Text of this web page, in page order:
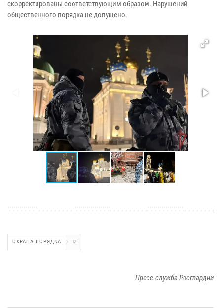
скорректированы соответствующим образом. Нарушений
общественного порядка не допущено.
ОХРАНА ПОРЯДКА 12
Пресс-служба Росгвардии